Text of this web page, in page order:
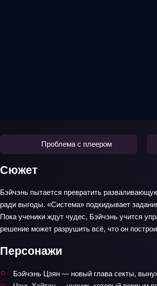
Проблема с плеером
Сюжет
Бэйчэнь пытается превратить
ради выгоды. «Система» подкидывает
Пока ученики ждут чудес, Бэйчэнь учится
решение может разрушить всё, что он
Персонажи
Бэйчэнь Цзян — новый глава секты,